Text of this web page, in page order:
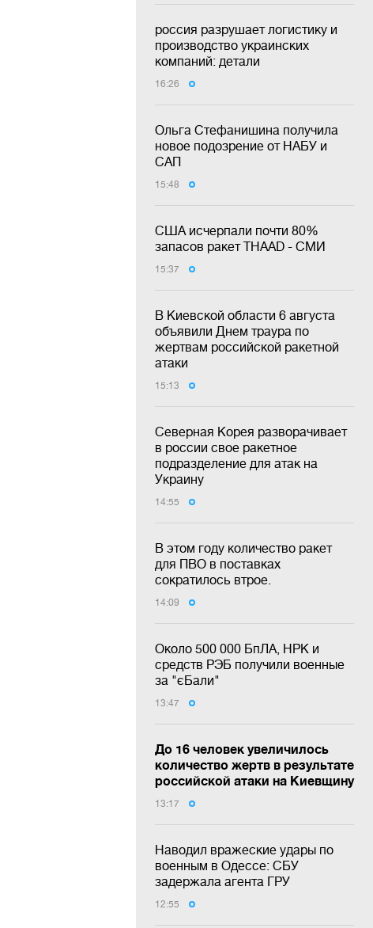
россия разрушает логистику и
производство украинских
компаний: детали
16:26
Ольга Стефанишина получила
новое подозрение от НАБУ и
САП
15:48
США исчерпали почти 80%
запасов ракет THAAD - СМИ
15:37
В Киевской области 6 августа
объявили Днем траура по
жертвам российской ракетной
атаки
15:13
Северная Корея разворачивает
в россии свое ракетное
подразделение для атак на
Украину
14:55
В этом году количество ракет
для ПВО в поставках
сократилось втрое.
14:09
Около 500 000 БпЛА, НРК и
средств РЭБ получили военные
за "єБали"
13:47
До 16 человек увеличилось
количество жертв в результате
российской атаки на Киевщину
13:17
Наводил вражеские удары по
военным в Одессе: СБУ
задержала агента ГРУ
12:55